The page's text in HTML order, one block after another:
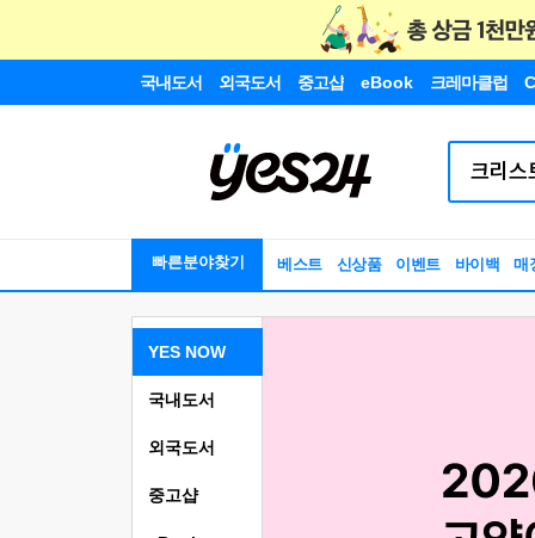
국내도서 외국도서 중고샵 eBook 크레마클럽
빠른분야찾기 베스트 신상품 이벤트 바이백 매
YES NOW
국내도서
외국도서
중고샵